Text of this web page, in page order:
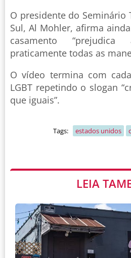
O presidente do Seminário
Sul, Al Mohler, afirma
casamento
praticamente todas as
O vídeo termina com
LGBT repetindo o slogan
que iguais”.
Tags: estados unidos
LEIA